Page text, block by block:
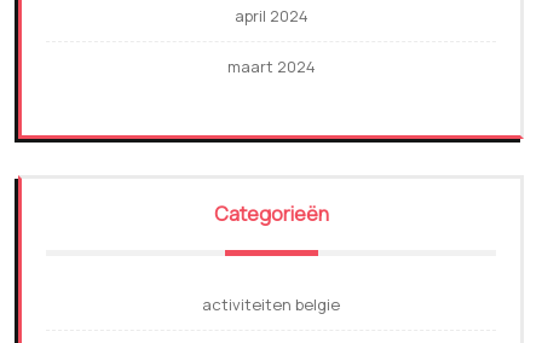
april 2024
maart 2024
Categorieën
activiteiten belgie